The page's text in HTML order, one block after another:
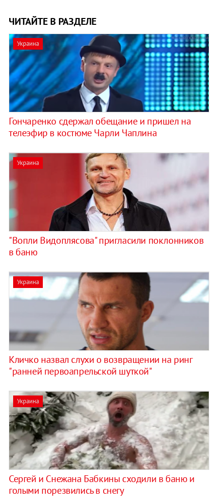
ЧИТАЙТЕ В РАЗДЕЛЕ
Украина
Гончаренко сдержал обещание и пришел на
телеэфир в костюме Чарли Чаплина
Украина
"Вопли Видоплясова" пригласили поклонников
в баню
Украина
Кличко назвал слухи о возвращении на ринг
"ранней первоапрельской шуткой"
Украина
Сергей и Снежана Бабкины сходили в баню и
голыми порезвились в снегу